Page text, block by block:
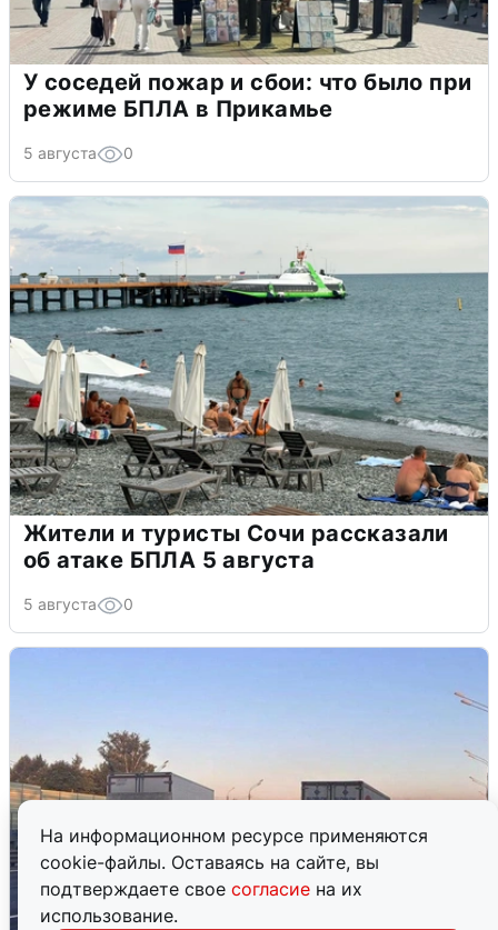
На информационном ресурсе применяются
cookie-файлы. Оставаясь на сайте, вы
подтверждаете свое согласие на их
использование.
У соседей пожар и сбои: что было при
режиме БПЛА в Прикамье
5 августа 0
Жители и туристы Сочи рассказали
об атаке БПЛА 5 августа
5 августа 0